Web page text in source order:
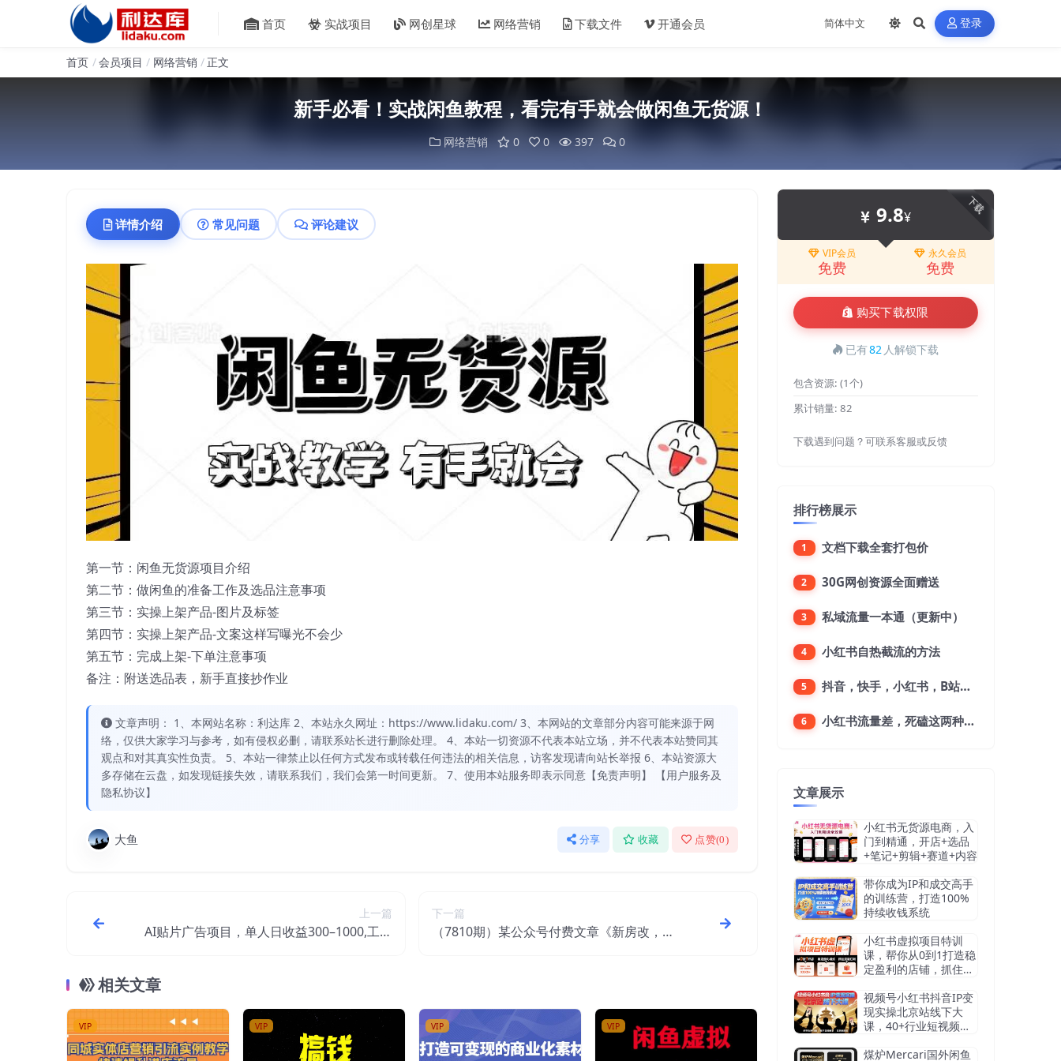
首页 实战项目 网创星球 网络营销 下载文件 开通会员 登录
首页 会员项目 网络营销 正文
新手必看！实战闲鱼教程，看完有手就会做闲鱼无货源！
网络营销 0 0 397 0
详情介绍 常见问题 评论建议
第一节：闲鱼无货源项目介绍
第二节：做闲鱼的准备工作及选品注意事项
第三节：实操上架产品-图片及标签
第四节：实操上架产品-文案这样写曝光不会少
第五节：完成上架-下单注意事项
备注：附送选品表，新手直接抄作业
文章声明： 1、本网站名称：利达库 2、本站永久网址：https://www.lidaku.com/ 3、本网站的文章部分内容可能来源于网
络，仅供大家学习与参考，如有侵权必删，请联系站长进行删除处理。 4、本站一切资源不代表本站立场，并不代表本站赞同其
观点和对其真实性负责。 5、本站一律禁止以任何方式发布或转载任何违法的相关信息，访客发现请向站长举报 6、本站资源大
多存储在云盘，如发现链接失效，请联系我们，我们会第一时间更新。 7、使用本站服务即表示同意【免责声明】 【用户服务及
隐私协议】
大鱼 分享 收藏 点赞(0)
上一篇
AI贴片广告项目，单人日收益300–1000,工作
下一篇
（7810期）某公众号付费文章《新房改，何
相关文章
VIP VIP VIP VIP
下载
9.8¥
VIP会员
免费
永久会员
免费
购买下载权限
已有82 人解锁下载
包含资源: (1个)
累计销量: 82
下载遇到问题？可联系客服或反馈
排行榜展示
1 文档下载全套打包价
2 30G网创资源全面赠送
3 私域流量一本通（更新中）
4 小红书自热截流的方法
5 抖音，快手，小红书，B站，微博，微信公众号，微信视频号。每一个平台，都是不一样的机会，对应不一样的赚钱思路
6 小红书流量差，死磕这两种笔记就好
文章展示
小红书无货源电商，入
门到精通，开店+选品
+笔记+剪辑+赛道+内容
带你成为IP和成交高手
的训练营，打造100%
持续收钱系统
小红书虚拟项目特训
课，帮你从0到1打造稳
定盈利的店铺，抓住流
视频号小红书抖音IP变
现实操北京站线下大
课，40+行业短视频高
现实操技术
煤炉Mercari国外闲鱼